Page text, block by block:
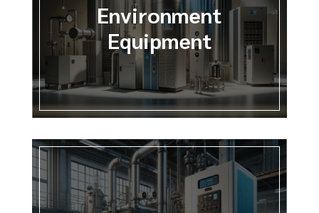
Environment
Equipment